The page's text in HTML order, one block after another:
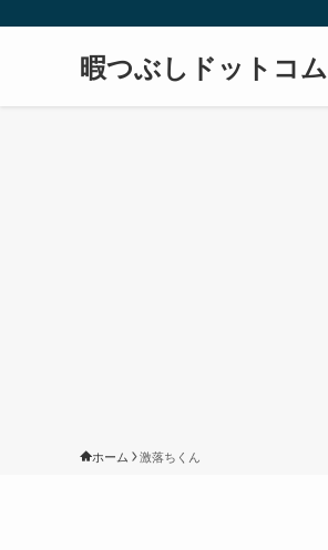
暇つぶしドットコム
ホーム 激落ちくん